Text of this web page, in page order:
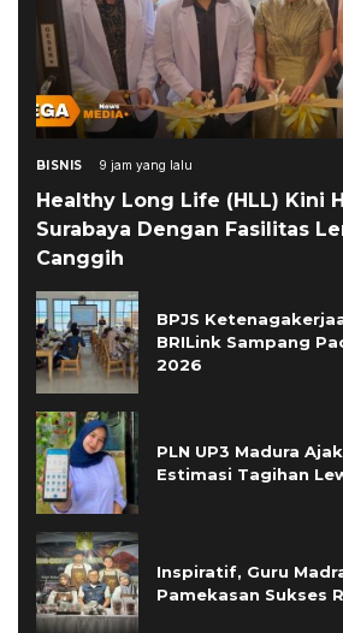
BISNIS 9 jam yang lalu
Healthy Long Life (HLL) Kini
Surabaya Dengan Fasilitas
Canggih
BPJS
BRILink Sampang
2026
PLN UP3 Madura
Estimasi Tagihan
Inspiratif, Guru
Pamekasan Sukses